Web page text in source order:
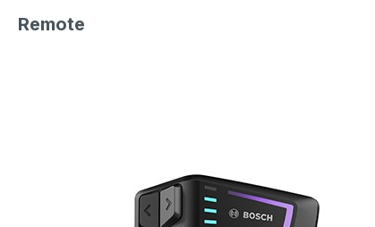
Remote